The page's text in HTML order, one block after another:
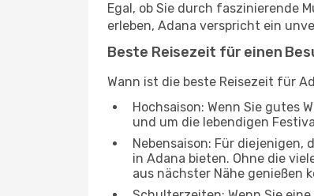
Egal, ob Sie durch faszinierende
erleben, Adana verspricht ein
Beste Reisezeit für einen
Wann ist die beste Reisezeit für
Hochsaison: Wenn Sie gutes
und um die lebendigen
Nebensaison: Für diejenigen,
in Adana bieten. Ohne die
aus nächster Nähe genießen